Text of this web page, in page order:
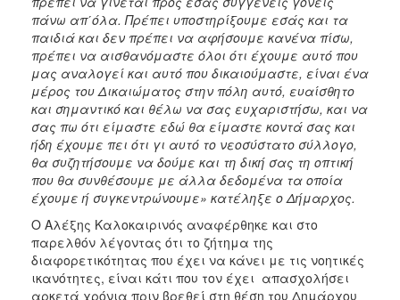
πάνω απ΄όλα. Πρέπει υποστηρίξουμε εσάς και τα
παιδιά και δεν πρέπει να αφήσουμε κανένα πίσω,
πρέπει να αισθανόμαστε όλοι ότι έχουμε αυτό που
μας αναλογεί και αυτό που δικαιούμαστε, είναι ένα
μέρος του Δικαιώματος στην πόλη αυτό, ευαίσθητο
και σημαντικό και θέλω να σας ευχαριστήσω, και να
σας πω ότι είμαστε εδώ θα είμαστε κοντά σας και
ήδη έχουμε πει ότι γι αυτό το νεοσύστατο σύλλογο,
θα συζητήσουμε να δούμε και τη δική σας τη οπτική
που θα συνθέσουμε με άλλα δεδομένα τα οποία
έχουμε ή συγκεντρώνουμε» κατέληξε ο Δήμαρχος.
Ο Αλέξης Καλοκαιρινός αναφέρθηκε και στο
παρελθόν λέγοντας ότι το ζήτημα της
διαφορετικότητας που έχει να κάνει με τις νοητικές
ικανότητες, είναι κάτι που τον έχει απασχολήσει
αρκετά χρόνια πριν βρεθεί στη θέση του Δημάρχου